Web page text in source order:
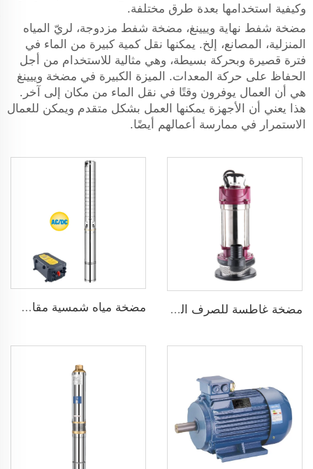
وكيفية استخدامها بعدة طرق مختلفة.
مضخة شفط نهاية وييينغ، مضخة شفط مزدوجة، لريّ المياه
المنزلية، المصانع، إلخ. يمكنها نقل كمية كبيرة من الماء في
فترة قصيرة وبحركة بسيطة، وهي مثالية للاستخدام من أجل
الحفاظ على حركة المعدات. الميزة الكبيرة في مضخة وييينغ
هي أن العمال يوفرون وقتًا في نقل الماء من مكان إلى آخر.
هذا يعني أن الأجهزة يمكنها العمل بشكل متقدم ويمكن للعمال
الاستمرار في ممارسة أعمالهم أيضًا.
مضخة غاطسة للصرف الصحي للمياه القذرة مضخة مياه شمسية مقاس 3 بوصة ذات شفرة من الفولاذ المقاوم للصدأ لري الزراعة